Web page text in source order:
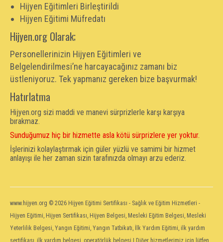
Hijyen Eğitimleri Birleştirildi
Hijyen Eğitimi Müfredatı
Hijyen.org Olarak;
Personellerinizin Hijyen Eğitimleri ve
Belgelendirilmesi’ne harcayacağınız zamanı biz
üstleniyoruz. Tek yapmanız gereken bize başvurmak!
Hatırlatma
Hijyen.org sizi maddi ve manevi sürprizlerle karşı karşıya
bırakmaz.
Sunduğumuz hiç bir hizmette asla kötü sürprizlere yer yoktur.
İşlerinizi kolaylaştırmak için güler yüzlü ve samimi bir hizmet
anlayışı ile her zaman sizin tarafınızda olmayı arzu ederiz.
www.hijyen.org © 2026 Hijyen Eğitimi Sertifikası - Sağlık ve Eğitim Hizmetleri -
Hijyen Eğitimi, Hijyen Sertifikası, Hijyen Belgesi, Mesleki Eğitim Belgesi, Mesleki
Yeterlilik Belgesi, Yangın Eğitimi, Yangın Tatbikatı, İlk Yardım Eğitimi, ilk yardım
sertifikası, ilk yardım belgesi, operatörlük belgesi | Diğer hizmetlerimiz için lütfen